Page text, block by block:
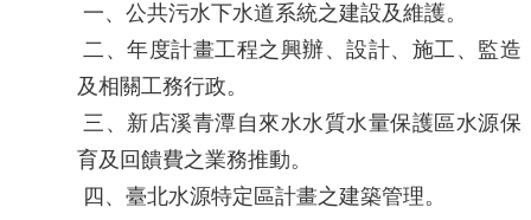
一、公共污水下水道系統之建設及維護。
二、年度計畫工程之興辦、設計、施工、監造
及相關工務行政。
三、新店溪青潭自來水水質水量保護區水源保
育及回饋費之業務推動。
四、臺北水源特定區計畫之建築管理。